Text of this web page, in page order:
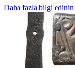
Daha fazla bilgi edinin